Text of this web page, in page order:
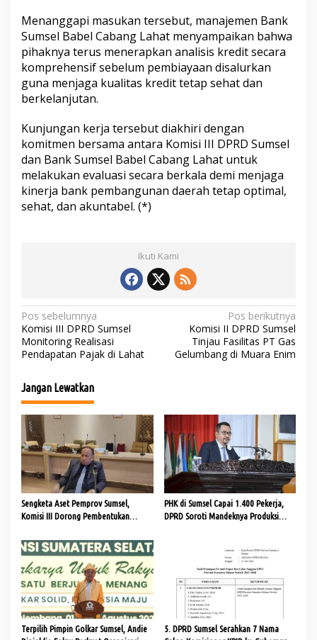
Menanggapi masukan tersebut, manajemen Bank
Sumsel Babel Cabang Lahat menyampaikan bahwa
pihaknya terus menerapkan analisis kredit secara
komprehensif sebelum pembiayaan disalurkan
guna menjaga kualitas kredit tetap sehat dan
berkelanjutan.
Kunjungan kerja tersebut diakhiri dengan
komitmen bersama antara Komisi III DPRD Sumsel
dan Bank Sumsel Babel Cabang Lahat untuk
melakukan evaluasi secara berkala demi menjaga
kinerja bank pembangunan daerah tetap optimal,
sehat, dan akuntabel. (*)
Ikuti Kami
N
a
v
i
g
a
s
i
p
o
s
Pos sebelumnya
Komisi III DPRD Sumsel
Monitoring Realisasi
Pendapatan Pajak di Lahat
Pos berikutnya
Komisi II DPRD Sumsel
Tinjau Fasilitas PT Gas
Gelumbang di Muara Enim
Jangan Lewatkan
Sengketa Aset Pemprov Sumsel,
Komisi III Dorong Pembentukan
PHK di Sumsel Capai 1.400 Pekerja,
DPRD Soroti Mandeknya Produksi
Terpilih Pimpin Golkar Sumsel, Andie
5. DPRD Sumsel Serahkan 7 Nama